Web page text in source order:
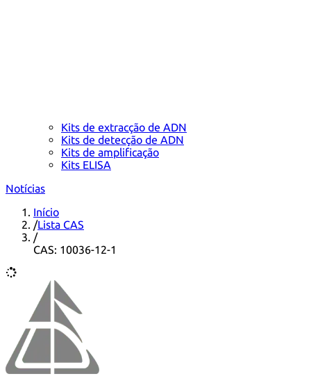
Kits de extracção de ADN
Kits de detecção de ADN
Kits de amplificação
Kits ELISA
Notícias
Início
/Lista CAS
/
CAS: 10036-12-1